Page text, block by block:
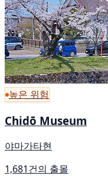
높은 위험
Chidō Museum
야마가타현
1,681건의 출몰